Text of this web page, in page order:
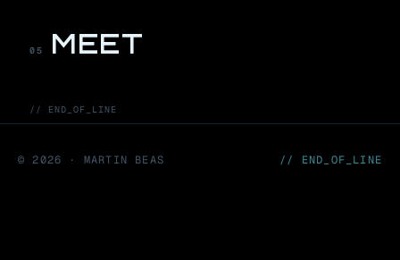
05 MEET
// END_OF_LINE
©2026 · MARTIN BEAS // END_OF_LINE